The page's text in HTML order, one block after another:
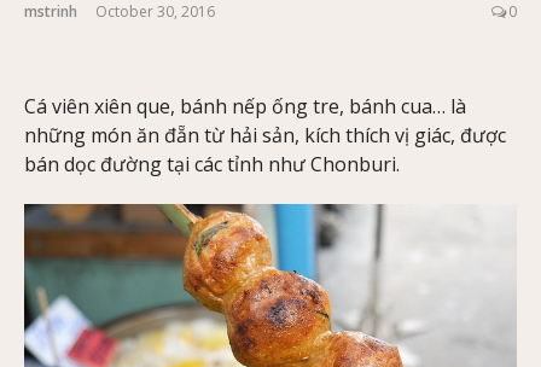
mstrinh October 30, 2016 0
Cá viên xiên que, bánh nếp ống tre, bánh cua… là
những món ăn đẵn từ hải sản, kích thích vị giác, được
bán dọc đường tại các tỉnh như Chonburi.